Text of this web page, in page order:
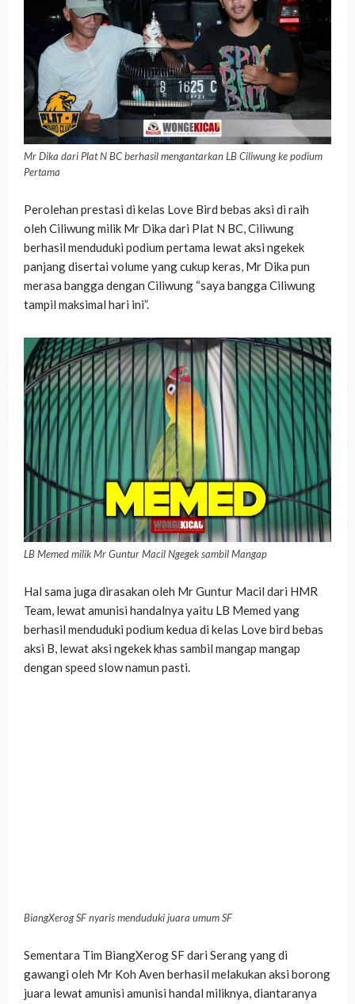
Mr Dika dari Plat N BC berhasil mengantarkan LB Ciliwung ke podium
Pertama
Perolehan prestasi di kelas Love Bird bebas aksi di raih
oleh Ciliwung milik Mr Dika dari Plat N BC, Ciliwung
berhasil menduduki podium pertama lewat aksi ngekek
panjang disertai volume yang cukup keras, Mr Dika pun
merasa bangga dengan Ciliwung “saya bangga Ciliwung
tampil maksimal hari ini”.
LB Memed milik Mr Guntur Macil Ngegek sambil Mangap
Hal sama juga dirasakan oleh Mr Guntur Macil dari HMR
Team, lewat amunisi handalnya yaitu LB Memed yang
berhasil menduduki podium kedua di kelas Love bird bebas
aksi B, lewat aksi ngekek khas sambil mangap mangap
dengan speed slow namun pasti.
BiangXerog SF nyaris menduduki juara umum SF
Sementara Tim BiangXerog SF dari Serang yang di
gawangi oleh Mr Koh Aven berhasil melakukan aksi borong
juara lewat amunisi amunisi handal miliknya, diantaranya